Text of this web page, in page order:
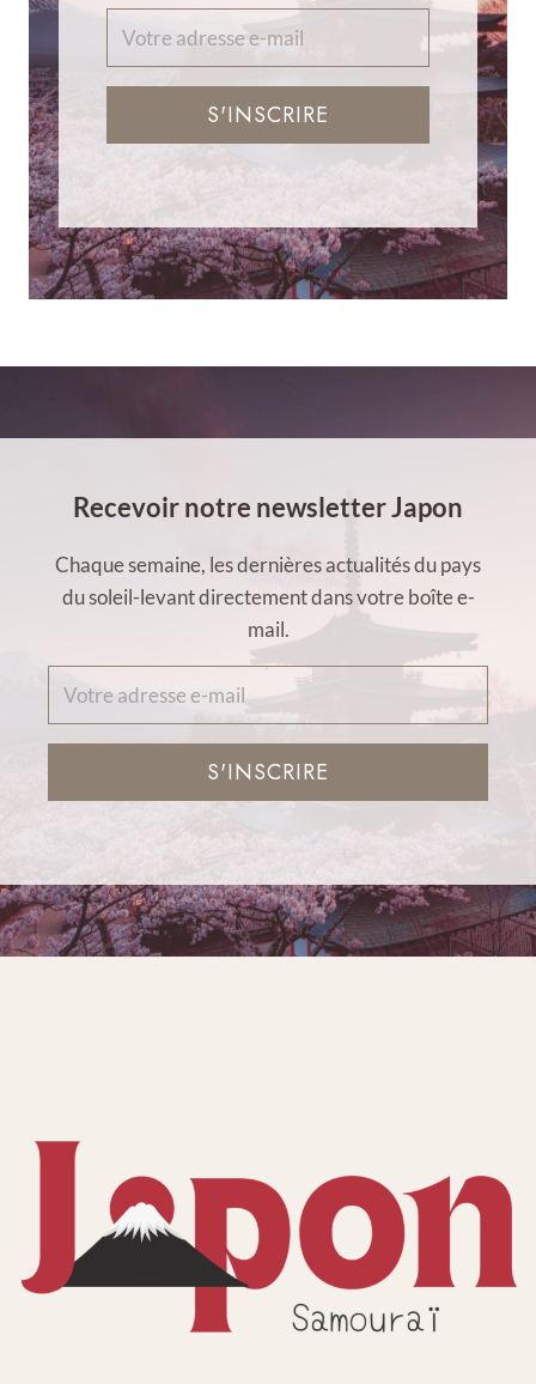
S'INSCRIRE
Recevoir notre newsletter Japon
Chaque semaine, les dernières actualités du pays
du soleil-levant directement dans votre boîte e-
mail.
S'INSCRIRE